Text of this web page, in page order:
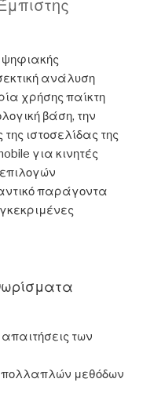
ψηφιακής
ανάλυση
χρήσης παίκτη
βάση, την
ιστοσελίδας της
για κινητές
παράγοντα
των
πολλαπλών μεθόδων